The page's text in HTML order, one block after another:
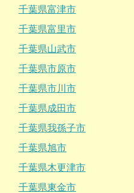
千葉県富津市
千葉県富里市
千葉県山武市
千葉県市原市
千葉県市川市
千葉県成田市
千葉県我孫子市
千葉県旭市
千葉県木更津市
千葉県東金市